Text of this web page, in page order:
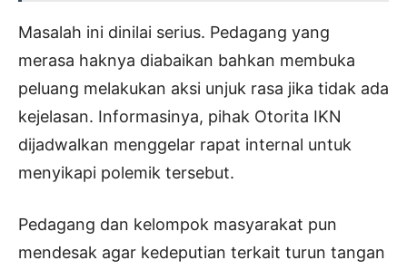
Masalah ini dinilai serius. Pedagang yang
merasa haknya diabaikan bahkan membuka
peluang melakukan aksi unjuk rasa jika tidak ada
kejelasan. Informasinya, pihak Otorita IKN
dijadwalkan menggelar rapat internal untuk
menyikapi polemik tersebut.
Pedagang dan kelompok masyarakat pun
mendesak agar kedeputian terkait turun tangan